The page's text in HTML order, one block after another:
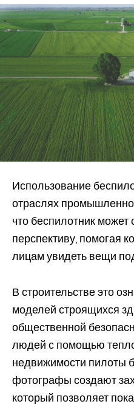
Использование
отраслях
что беспилотник может
перспективу, помогая
лицам увидеть вещи
В строительстве это
моделей строящихся
общественной
людей с помощью
недвижимости пилоты
фотографы создают
который позволяет